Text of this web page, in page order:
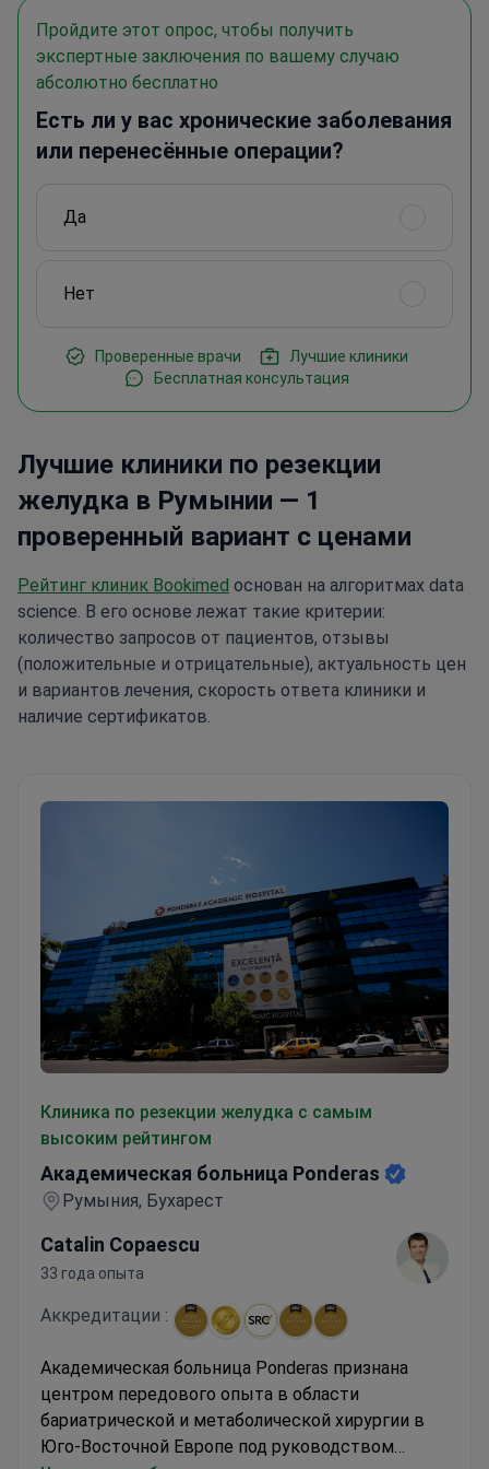
Пройдите этот опрос, чтобы получить
экспертные заключения по вашему случаю
абсолютно бесплатно
Есть ли у вас хронические заболевания
или перенесённые операции?
Да
Нет
Проверенные врачи
Лучшие клиники
Бесплатная консультация
Лучшие клиники по резекции
желудка в Румынии — 1
проверенный вариант с ценами
Рейтинг клиник Bookimed основан на алгоритмах data
science. В его основе лежат такие критерии:
количество запросов от пациентов, отзывы
(положительные и отрицательные), актуальность цен
и вариантов лечения, скорость ответа клиники и
наличие сертификатов.
Клиника по резекции желудка с самым
высоким рейтингом
Академическая больница Ponderas
Румыния, Бухарест
Catalin Copaescu
33 года опыта
Аккредитации :
Академическая больница Ponderas признана
центром передового опыта в области
бариатрической и метаболической хирургии в
Юго-Восточной Европе под руководством